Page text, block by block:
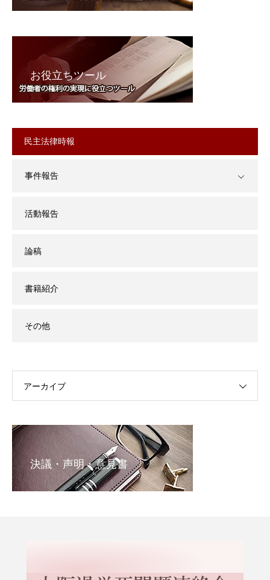
お役立ちツール
民主法律時報
事件報告
活動報告
論稿
書籍紹介
その他
アーカイブ
決議・声明・意見書